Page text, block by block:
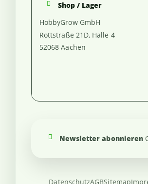
Shop / Lager
HobbyGrow GmbH
Rottstraße 21D, Halle 4
52068 Aachen
Newsletter abonnieren
DatenschutzAGBSitemap